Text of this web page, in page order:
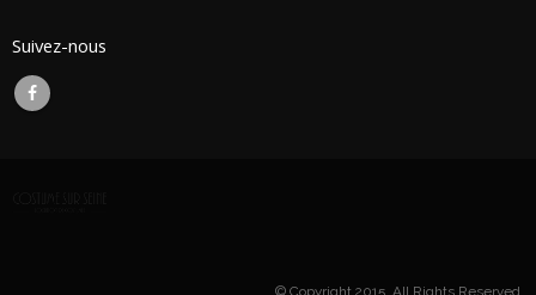
Suivez-nous
© Copyright 2015. All Rights Reserved.